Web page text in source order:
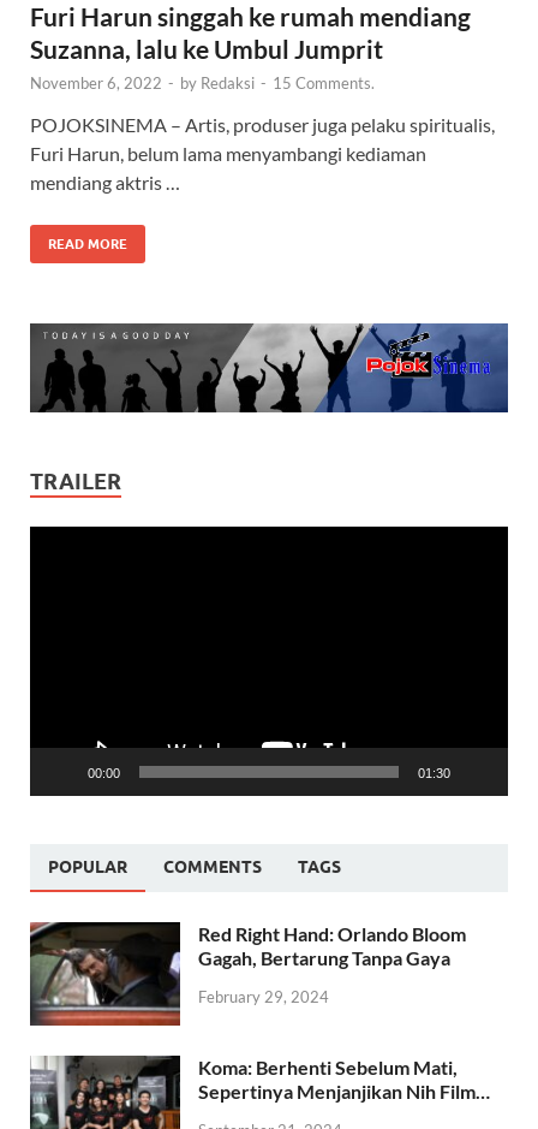
Furi Harun singgah ke rumah mendiang
Suzanna, lalu ke Umbul Jumprit
November 6, 2022 - by Redaksi - 15 Comments.
POJOKSINEMA – Artis, produser juga pelaku spiritualis,
Furi Harun, belum lama menyambangi kediaman
mendiang aktris …
READ MORE
TRAILER
00:00 01:30
POPULAR COMMENTS TAGS
Red Right Hand: Orlando Bloom
Gagah, Bertarung Tanpa Gaya
February 29, 2024
Koma: Berhenti Sebelum Mati,
Sepertinya Menjanjikan Nih Film…